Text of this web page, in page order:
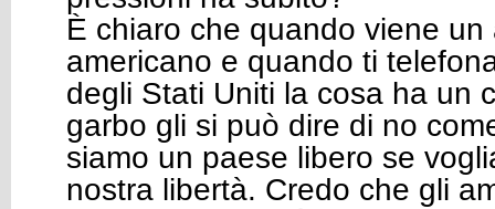
È chiaro che quando viene un
americano e quando ti
degli Stati Uniti la cosa ha un
garbo gli si può dire di no
siamo un paese libero se
nostra libertà. Credo che gli